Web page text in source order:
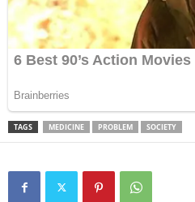
TAGS MEDICINE PROBLEM SOCIETY